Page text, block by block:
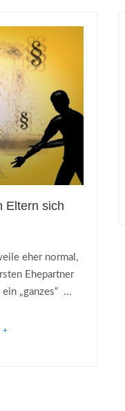
Eltern sich
eher normal,
Ehepartner
„ganzes“ ...
+